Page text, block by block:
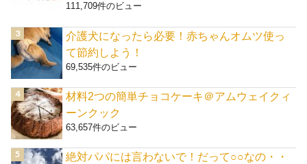
111,709件のビュー
介護犬になったら必要！赤ちゃんオムツ使っ
て節約しよう！
69,535件のビュー
材料2つの簡単チョコケーキ＠アムウェイクィ
ーンクック
63,657件のビュー
絶対パパには言わないで！だって○○なの・・